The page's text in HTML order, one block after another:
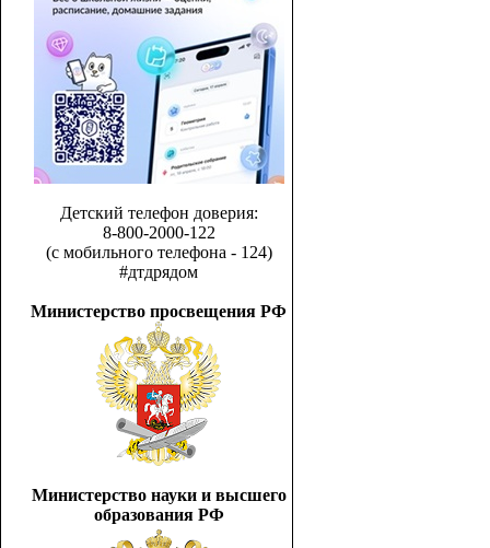
Детский телефон доверия:
8-800-2000-122
(с мобильного телефона - 124)
#дтдрядом
Министерство просвещения РФ
Министерство науки и высшего
образования РФ